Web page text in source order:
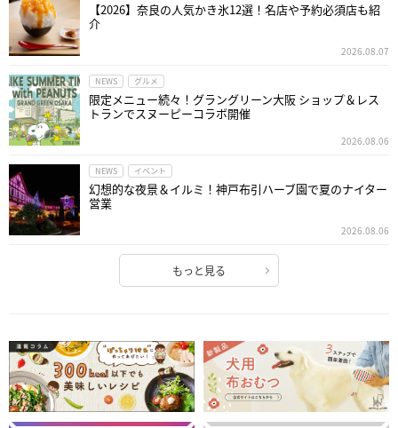
【2026】奈良の人気かき氷12選！名店や予約必須店も紹
介
2026.08.07
NEWS グルメ
限定メニュー続々！グラングリーン大阪 ショップ＆レス
トランでスヌーピーコラボ開催
2026.08.06
NEWS イベント
幻想的な夜景＆イルミ！神戸布引ハーブ園で夏のナイター
営業
2026.08.06
もっと見る